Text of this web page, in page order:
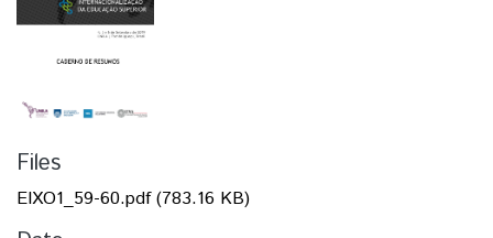
Files
EIXO1_59-60.pdf(783.16 KB)